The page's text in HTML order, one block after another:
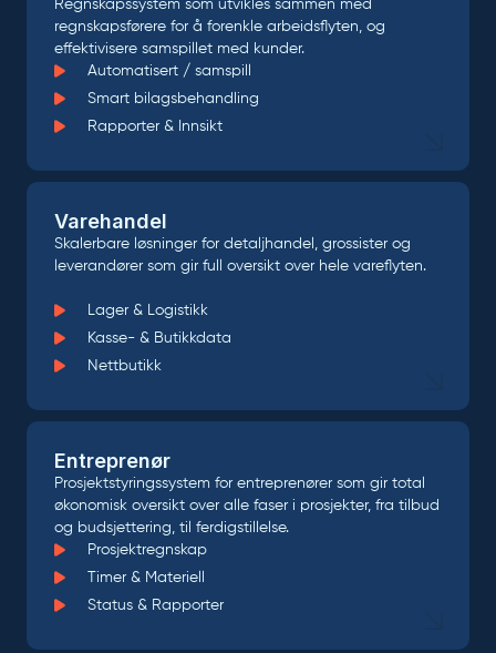
Regnskapssystem som utvikles sammen med
regnskapsførere for å forenkle arbeidsflyten, og
effektivisere samspillet med kunder.
Automatisert / samspill
Smart bilagsbehandling
Rapporter & Innsikt
Varehandel
Skalerbare løsninger for detaljhandel, grossister og
leverandører som gir full oversikt over hele vareflyten.
Lager & Logistikk
Kasse- & Butikkdata
Nettbutikk
Entreprenør
Prosjektstyringssystem for entreprenører som gir total
økonomisk oversikt over alle faser i prosjekter, fra tilbud
og budsjettering, til ferdigstillelse.
Prosjektregnskap
Timer & Materiell
Status & Rapporter